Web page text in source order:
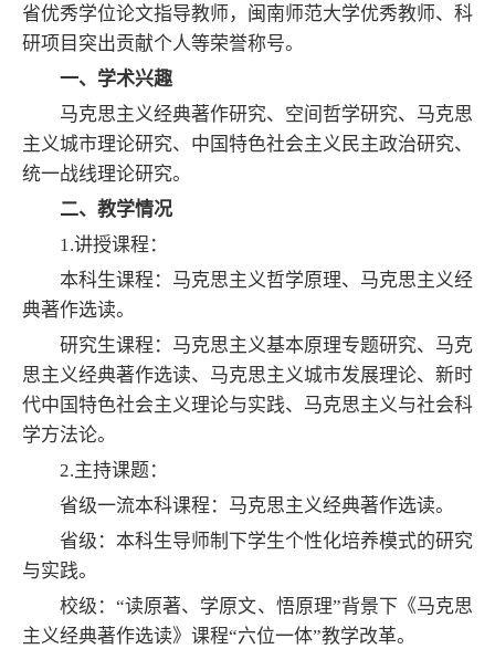
省优秀学位论文指导教师，闽南师范大学优秀教师、科
研项目突出贡献个人等荣誉称号。
一、学术兴趣
马克思主义经典著作研究、空间哲学研究、马克思
主义城市理论研究、中国特色社会主义民主政治研究、
统一战线理论研究。
二、教学情况
1.讲授课程：
本科生课程：马克思主义哲学原理、马克思主义经
典著作选读。
研究生课程：马克思主义基本原理专题研究、马克
思主义经典著作选读、马克思主义城市发展理论、新时
代中国特色社会主义理论与实践、马克思主义与社会科
学方法论。
2.主持课题：
省级一流本科课程：马克思主义经典著作选读。
省级：本科生导师制下学生个性化培养模式的研究
与实践。
校级：“读原著、学原文、悟原理”背景下《马克思
主义经典著作选读》课程“六位一体”教学改革。